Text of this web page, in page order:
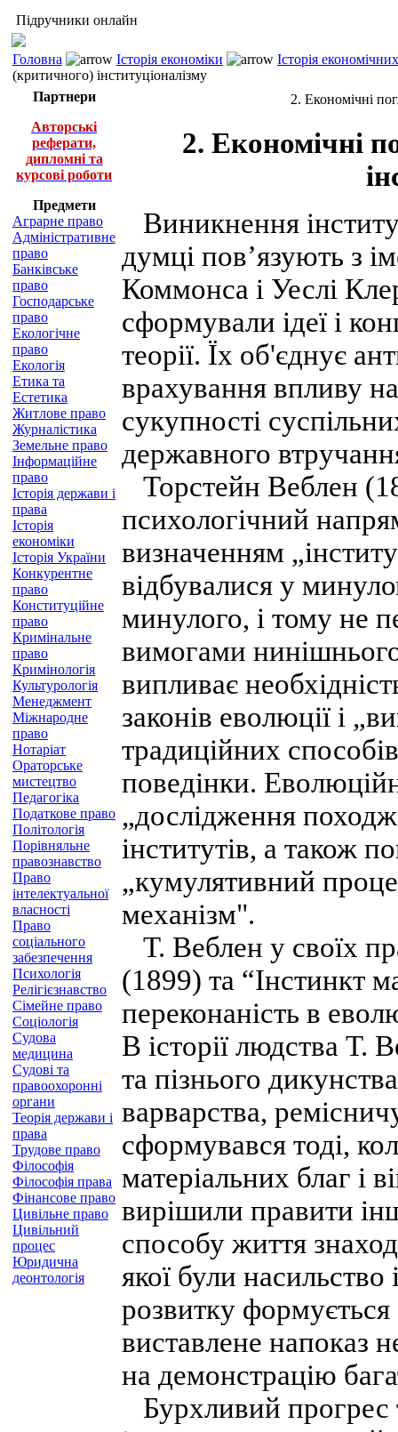
Підручники онлайн
Головна Історія економіки
Історія
(критичного) інституціоналізму
Партнери
Авторські
реферати,
дипломні та
курсові роботи
Предмети
Аграрне право
Адміністративне
право
Банківське
право
Господарське
право
Екологічне
право
Екологія
Етика та
Естетика
Житлове право
Журналістика
Земельне право
Інформаційне
право
Історія держави і
права
Історія
економіки
Історія України
Конкурентне
право
Конституційне
право
Кримінальне
право
Кримінологія
Культурологія
Менеджмент
Міжнародне
право
Нотаріат
Ораторське
мистецтво
Педагогіка
Податкове право
Політологія
Порівняльне
правознавство
Право
інтелектуальної
власності
Право
соціального
забезпечення
Психологія
Релігієзнавство
Сімейне право
Соціологія
Судова
медицина
Судові та
правоохоронні
органи
Теорія держави і
права
Трудове право
Філософія
Філософія права
Фінансове право
Цивільне право
Цивільний
процес
Юридична
деонтологія
2. Економічні
2. Економічні
Виникнення
думці пов’язують з
Коммонса і Уеслі
сформували ідеї і
теорії. Їх об'єднує
врахування впливу
сукупності
державного
Торстейн Веблен
психологічний
визначенням
відбувалися у
минулого, і тому не
вимогами
випливає
законів еволюції і
традиційних
поведінки.
„дослідження
інститутів, а також
„кумулятивний
механізм".
Т. Веблен у своїх
(1899) та “Інстинкт
переконаність в
В історії людства Т.
та пізнього
варварства,
сформувався тоді,
матеріальних благ і
вирішили правити
способу життя
якої були
розвитку формується
виставлене напоказ
на демонстрацію
Бурхливий прогрес